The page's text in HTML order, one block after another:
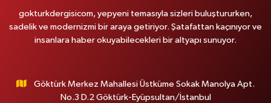
gokturkdergisicom, yepyeni temasıyla sizleri buluştururken,
sadelik ve modernizmi bir araya getiriyor. Şatafattan kaçınıyor ve
insanlara haber okuyabilecekleri bir altyapı sunuyor.
Göktürk Merkez Mahallesi Üstküme Sokak Manolya Apt.
No.3 D.2 Göktürk-Eyüpsultan/İstanbul